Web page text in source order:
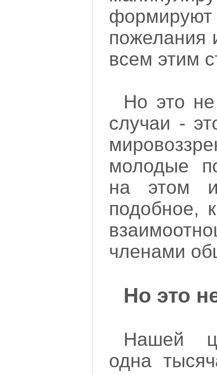
пожелания
всем этим
Но это
случаи -
молодые
на этом и
подобное,
членами
Но это
Нашей
одна